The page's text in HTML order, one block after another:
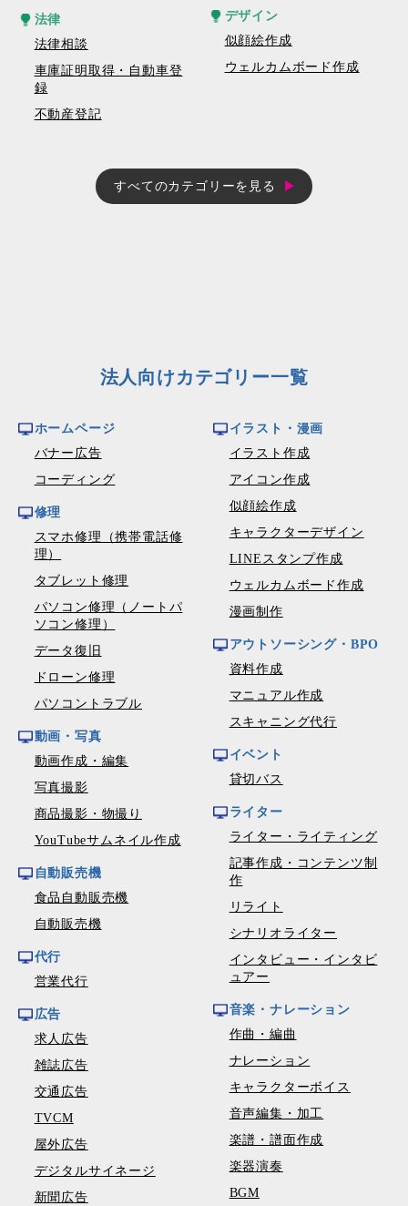
法律
法律相談
車庫証明取得・自動車登
録
不動産登記
デザイン
似顔絵作成
ウェルカムボード作成
すべてのカテゴリーを見る
法人向けカテゴリー一覧
ホームページ
バナー広告
コーディング
修理
スマホ修理（携帯電話修
理）
タブレット修理
パソコン修理（ノートパ
ソコン修理）
データ復旧
ドローン修理
パソコントラブル
動画・写真
動画作成・編集
写真撮影
商品撮影・物撮り
YouTubeサムネイル作成
自動販売機
食品自動販売機
自動販売機
代行
営業代行
広告
求人広告
雑誌広告
交通広告
TVCM
屋外広告
デジタルサイネージ
新聞広告
イラスト・漫画
イラスト作成
アイコン作成
似顔絵作成
キャラクターデザイン
LINEスタンプ作成
ウェルカムボード作成
漫画制作
アウトソーシング・BPO
資料作成
マニュアル作成
スキャニング代行
イベント
貸切バス
ライター
ライター・ライティング
記事作成・コンテンツ制
作
リライト
シナリオライター
インタビュー・インタビ
ュアー
音楽・ナレーション
作曲・編曲
ナレーション
キャラクターボイス
音声編集・加工
楽譜・譜面作成
楽器演奏
BGM